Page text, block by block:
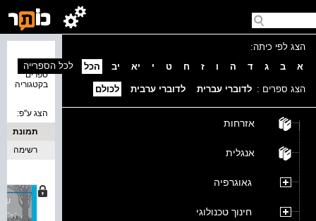
הצג לפי כיתה:
א
ב ג ד ה ו ז ח ט י יא יב הכל
הצג ספרים : לדוברי עברית לדוברי ערבית לכולם
אזרחות
אנגלית
גאוגרפיה
חינוך טכנולוגי
ספרים
בקטגוריה
לכל הספרייה
הצג ע''פ:
תמונת
כריכה
רשימה